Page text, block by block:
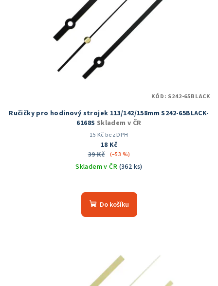
Ručičky pro hodinový strojek 113/142/158mm S242-65BLACK-
6168S Skladem v ČR
15 Kč bez DPH
18 Kč
39 Kč
(–53 %)
Skladem v ČR (362 ks)
hodnocení
produktu
Do košíku
KÓD: S242-65BLACK